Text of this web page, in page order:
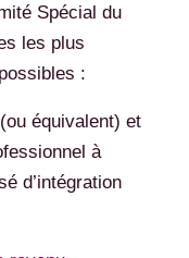
Spécial du
les plus
:
équivalent) et
à
d’intégration